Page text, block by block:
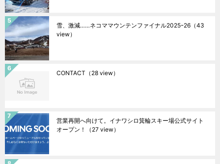
雪、激減……ネコママウンテンファイナル2025ｰ26 （43
view）
CONTACT （28 view）
営業再開へ向けて。イナワシロ箕輪スキー場公式サイト
オープン！
（27 view）